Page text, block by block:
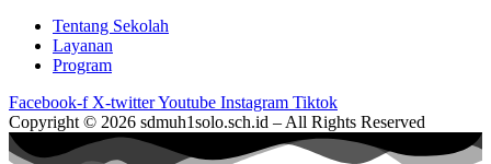
Tentang Sekolah
Layanan
Program
Facebook-f X-twitterYoutube Instagram Tiktok
Copyright © 2026 sdmuh1solo.sch.id – All Rights Reserved